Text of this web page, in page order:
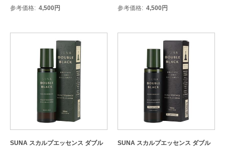
参考価格 4,500円 参考価格 4,500円
SUNA スカルプエッセンス ダブル
SUNA スカルプエッセンス ダブル